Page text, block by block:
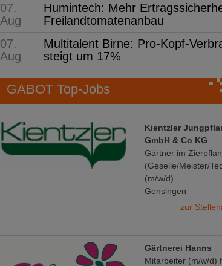
07.
Aug
Humintech: Mehr
Freilandtomatenanbau
07.
Aug
Multitalent Birne: Pro-Kopf-
steigt um 17%
GABOT Top-Jobs
Kientzler
GmbH & Co KG
Gärtner im
(Geselle/Meister/
(m/w/d)
Gensingen
zur
Gärtnerei Hanns
Mitarbeiter (m/w/d)